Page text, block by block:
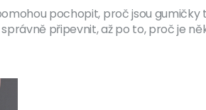
pochopit, proč jsou
připevnit, až po to, proč je